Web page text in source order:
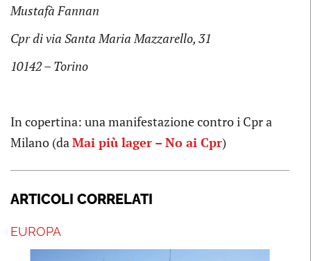
Mustafà Fannan
Cpr di via Santa Maria Mazzarello, 31
10142 – Torino
In copertina: una manifestazione contro i Cpr a
Milano (daMai più lager – No ai Cpr)
ARTICOLI CORRELATI
EUROPA